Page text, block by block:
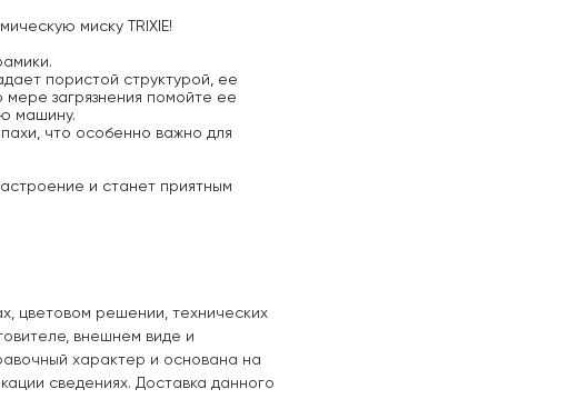
миску TRIXIE!
пористой структурой, ее
загрязнения помойте ее
машину.
что особенно важно для
и станет приятным
цветовом решении, технических
внешнем виде и
характер и основана на
сведениях. Доставка данного